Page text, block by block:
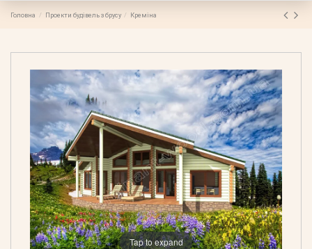
Головна Проекти будівель з брусу Креміна
Tap to expand